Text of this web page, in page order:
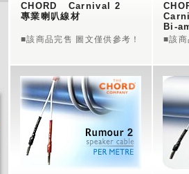
CHORD   Carnival 2
專業喇叭線材
■該商品完售 圖文僅供參考！
Bi-
■該